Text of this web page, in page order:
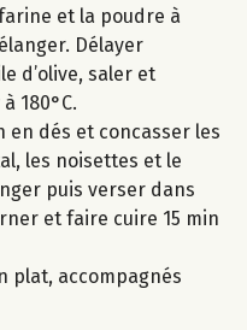
et la poudre à
Délayer
d’olive, saler et
180°C.
en dés et concasser les
les noisettes et le
puis verser dans
et faire cuire 15 min
plat, accompagnés